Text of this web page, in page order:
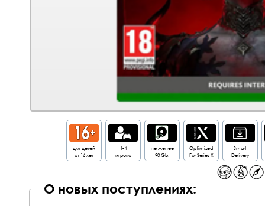
для детей
от 16 лет
1-4
игрока
не менее
90 Gb.
Optimized
For Series X
Smart
Delivery
О новых поступлениях: